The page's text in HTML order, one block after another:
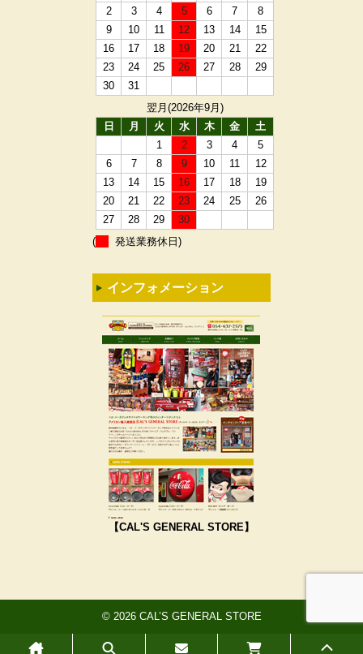
2
3 4 5 6 7
8
9
10 11 12 13 14
15
16
17 18 19 20 21
22
23
24 25 26 27 28
29
30
31
翌月(2026年9月)
日
月 火 水 木 金
土
1
2 3 4
5
6
7 8 9 10 11
12
13
14 15 16 17 18
19
20
21 22 23 24 25
26
27
28 29
30
(
発送業務休日)
インフォメーション
【CAL'S GENERAL STORE】
© 2026 CAL’S GENERAL STORE